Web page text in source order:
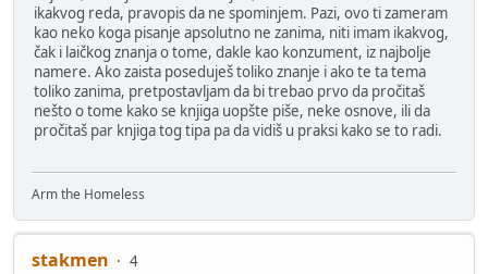
ikakvog reda, pravopis da ne spominjem. Pazi, ovo ti zameram
kao neko koga pisanje apsolutno ne zanima, niti imam ikakvog,
čak i laičkog znanja o tome, dakle kao konzument, iz najbolje
namere. Ako zaista poseduješ toliko znanje i ako te ta tema
toliko zanima, pretpostavljam da bi trebao prvo da pročitaš
nešto o tome kako se knjiga uopšte piše, neke osnove, ili da
pročitaš par knjiga tog tipa pa da vidiš u praksi kako se to radi.
Arm the Homeless
stakmen
4